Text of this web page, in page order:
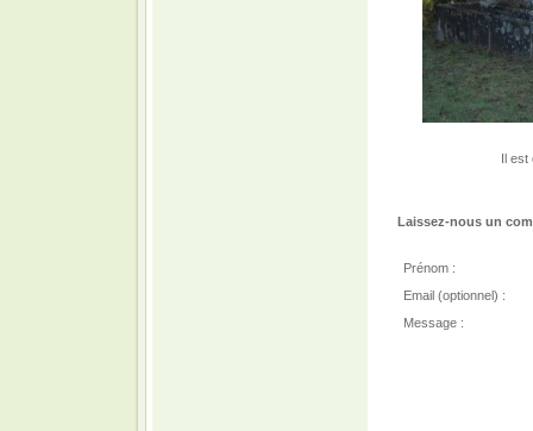
Il est
Laissez-nous un
Prénom :
Email (optionnel) :
Message :